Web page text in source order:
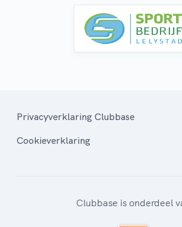
Privacyverklaring Clubbase
Cookieverklaring
Clubbase is onderdeel